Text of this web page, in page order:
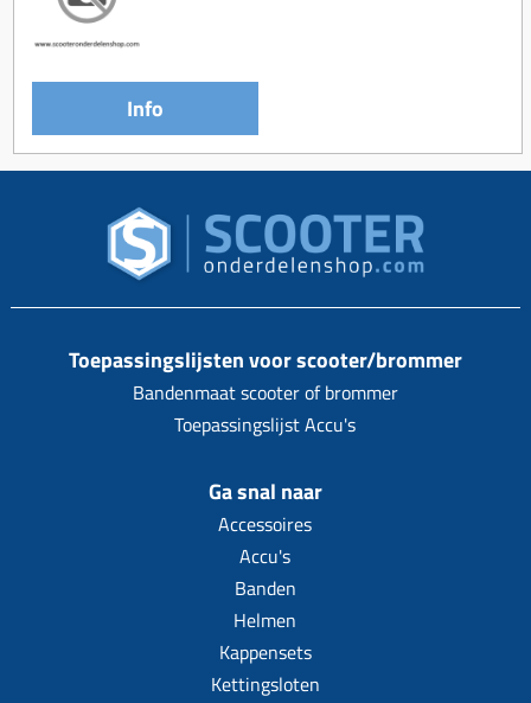
Info
Toepassingslijsten voor scooter/brommer
Bandenmaat scooter of brommer
Toepassingslijst Accu's
Ga snal naar
Accessoires
Accu's
Banden
Helmen
Kappensets
Kettingsloten